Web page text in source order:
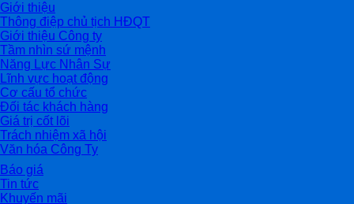
Giới thiệu
Thông điệp chủ tịch HĐQT
Giới thiệu Công ty
Tầm nhìn sứ mệnh
Năng Lực Nhân Sự
Lĩnh vực hoạt động
Cơ cấu tổ chức
Đối tác khách hàng
Giá trị cốt lõi
Trách nhiệm xã hội
Văn hóa Công Ty
Báo giá
Tin tức
Khuyến mãi